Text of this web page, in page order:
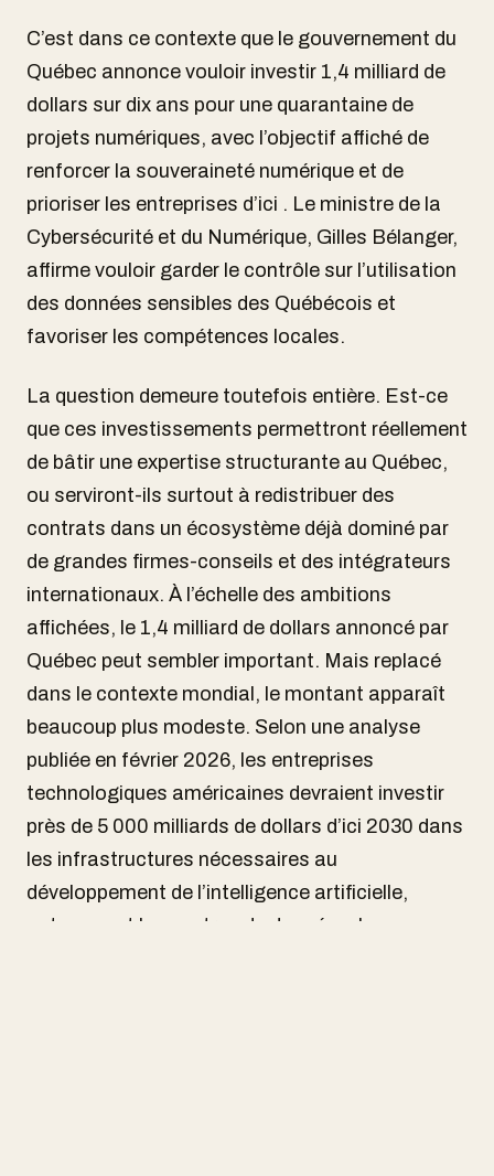
C’est dans ce contexte que le gouvernement du
Québec annonce vouloir investir 1,4 milliard de
dollars sur dix ans pour une quarantaine de
projets numériques, avec l’objectif affiché de
renforcer la souveraineté numérique et de
prioriser les entreprises d’ici . Le ministre de la
Cybersécurité et du Numérique, Gilles Bélanger,
affirme vouloir garder le contrôle sur l’utilisation
des données sensibles des Québécois et
favoriser les compétences locales.
La question demeure toutefois entière. Est-ce
que ces investissements permettront réellement
de bâtir une expertise structurante au Québec,
ou serviront-ils surtout à redistribuer des
contrats dans un écosystème déjà dominé par
de grandes firmes-conseils et des intégrateurs
internationaux. À l’échelle des ambitions
affichées, le 1,4 milliard de dollars annoncé par
Québec peut sembler important. Mais replacé
dans le contexte mondial, le montant apparaît
beaucoup plus modeste. Selon une analyse
publiée en février 2026, les entreprises
technologiques américaines devraient investir
près de 5 000 milliards de dollars d’ici 2030 dans
les infrastructures nécessaires au
développement de l’intelligence artificielle,
notamment les centres de données, les